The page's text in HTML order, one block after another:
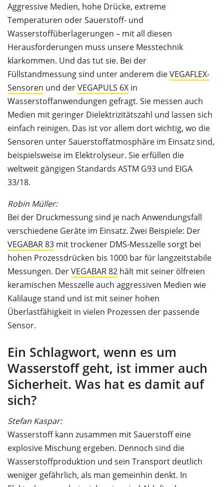
Aggressive Medien, hohe Drücke, extreme
Temperaturen oder Sauerstoff- und
Wasserstoffüberlagerungen – mit all diesen
Herausforderungen muss unsere Messtechnik
klarkommen. Und das tut sie. Bei der
Füllstandmessung sind unter anderem dieVEGAFLEX-
Sensoren und derVEGAPULS 6X in
Wasserstoffanwendungen gefragt. Sie messen auch
Medien mit geringer Dielektrizitätszahl und lassen sich
einfach reinigen. Das ist vor allem dort wichtig, wo die
Sensoren unter Sauerstoffatmosphäre im Einsatz sind,
beispielsweise im Elektrolyseur. Sie erfüllen die
weltweit gängigen Standards ASTM G93 und EIGA
33/18.
Robin Müller:
Bei der Druckmessung sind je nach Anwendungsfall
verschiedene Geräte im Einsatz. Zwei Beispiele: Der
VEGABAR 83 mit trockener DMS-Messzelle sorgt bei
hohen Prozessdrücken bis 1000 bar für langzeitstabile
Messungen. DerVEGABAR 82 hält mit seiner ölfreien
keramischen Messzelle auch aggressiven Medien wie
Kalilauge stand und ist mit seiner hohen
Überlastfähigkeit in vielen Prozessen der passende
Sensor.
Ein Schlagwort, wenn es um
Wasserstoff geht, ist immer auch
Sicherheit. Was hat es damit auf
sich?
Stefan Kaspar:
Wasserstoff kann zusammen mit Sauerstoff eine
explosive Mischung ergeben. Dennoch sind die
Wasserstoffproduktion und sein Transport deutlich
weniger gefährlich, als man gemeinhin denkt. In